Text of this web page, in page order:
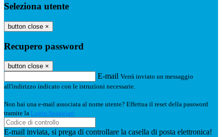
Seleziona utente
button close ×
Recupero password
button close ×
E-mail Verrà inviato un messaggio
all'indirizzo indicato con le istruzioni necessarie.
Non hai una e-mail associata al nome utente? Effettua il reset della password
tramite la Login Spaggiari
E-mail inviata, si prega di controllare la casella di posta elettronica!